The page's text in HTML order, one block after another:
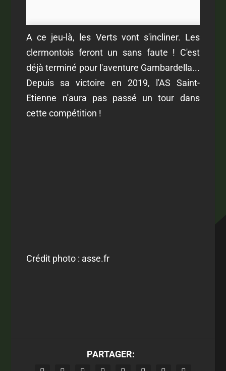
A ce jeu-là, les Verts vont s'incliner. Les
clermontois feront un sans faute ! C'est
déjà terminé pour l'aventure Gambardella...
Depuis sa victoire en 2019, l'AS Saint-
Etienne n'aura pas passé un tour dans
cette compétition !
Crédit photo : asse.fr
PARTAGER: